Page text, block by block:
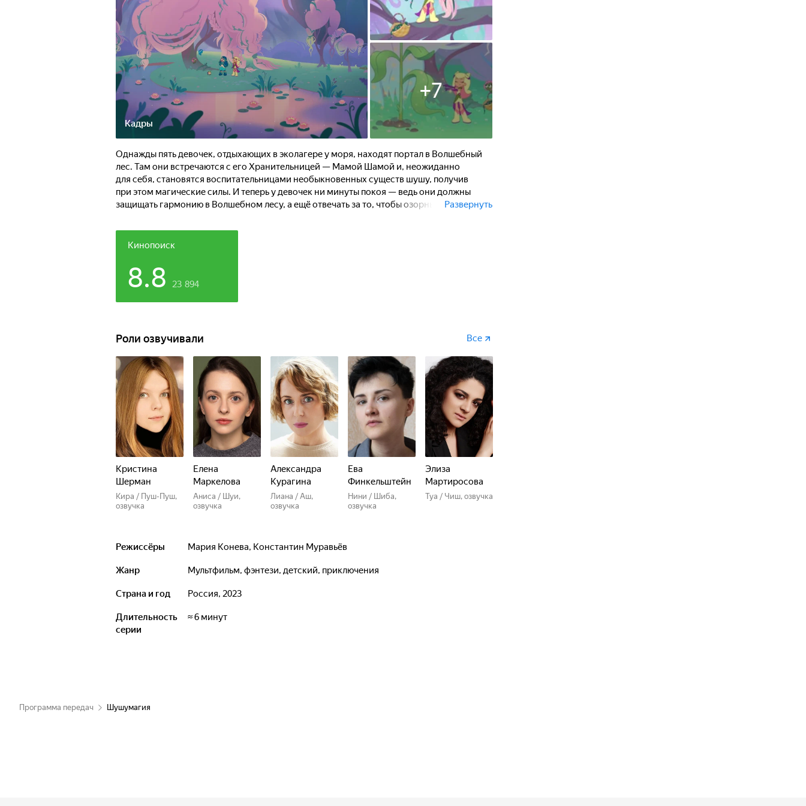
Кадры
+7
Однажды пять девочек, отдыхающих в эколагере у моря, находят портал в Волшебный
лес. Там они встречаются с его Хранительницей — Мамой Шамой и, неожиданно
для себя, становятся воспитательницами необыкновенных существ шушу, получив
при этом магические силы. И теперь у девочек ни минуты покоя — ведь они должны
защищать гармонию в Волшебном лесу, а ещё отвечать за то, чтобы озорные шушуРазвернуть
Кинопоиск
8.8 23 894
Роли озвучивали Все
Кристина
Шерман
Кира / Пуш-Пуш,
озвучка
Елена
Маркелова
Аниса / Шуи,
озвучка
Александра
Курагина
Лиана / Аш,
озвучка
Ева
Финкельштейн
Нини / Шиба,
озвучка
Элиза
Мартиросова
Туа / Чиш, озвучка
Режиссёры Мария Конева, Константин Муравьёв
Жанр мультфильм, фэнтези, детский, приключения
Страна и год Россия, 2023
Длительность
серии
≈ 6 минут
Программа передач Шушумагия